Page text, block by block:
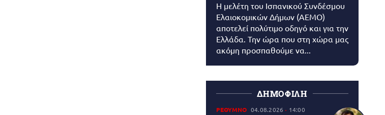
Η μελέτη του Ισπανικού Συνδέσμου
Ελαιοκομικών Δήμων (AEMO)
αποτελεί πολύτιμο οδηγό και για την
Ελλάδα. Την ώρα που στη χώρα μας
ακόμη προσπαθούμε να...
ΔΗΜΟΦΙΛΗ
ΡΕΘΥΜΝΟ 04.08.2026 14:00